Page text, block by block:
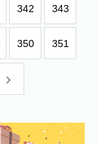
342 343
350 351